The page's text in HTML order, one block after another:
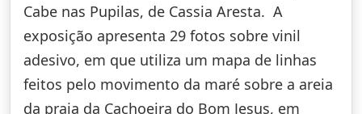
Cabe nas Pupilas, de Cassia Aresta. A
exposição apresenta 29 fotos sobre vinil
adesivo, em que utiliza um mapa de linhas
feitos pelo movimento da maré sobre a areia
da praia da Cachoeira do Bom Jesus, em